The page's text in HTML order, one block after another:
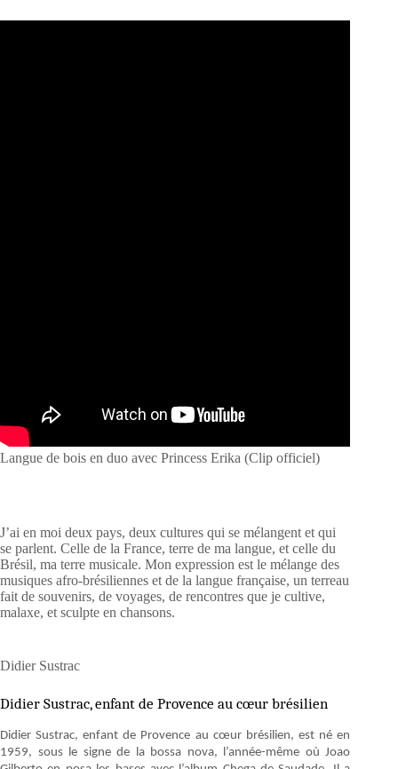
Langue de bois en duo avec Princess Erika (Clip officiel)
J’ai en moi deux pays, deux cultures qui se mélangent et qui
se parlent. Celle de la France, terre de ma langue, et celle du
Brésil, ma terre musicale. Mon expression est le mélange des
musiques afro-brésiliennes et de la langue française, un terreau
fait de souvenirs, de voyages, de rencontres que je cultive,
malaxe, et sculpte en chansons.
Didier Sustrac
Didier Sustrac, enfant de Provence au cœur brésilien
Didier Sustrac, enfant de Provence au cœur brésilien, est né en
1959, sous le signe de la bossa nova, l’année-même où Joao